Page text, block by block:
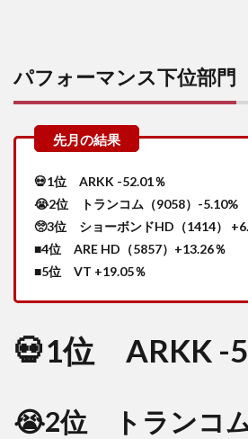
パフォーマンス下位部門
💀1位 ARKK -52.01％
😭2位 トランコム（9058）-5.10%
🥺3位 ショーボンドHD（1414）
■4位 ARE HD（5857）+13.26％
■5位 VT +19.05％
💀1位 ARKK -
😭2位 トランコ